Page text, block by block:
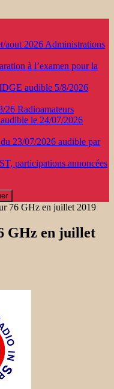
aout 2026 Administrations
à l’examen pour la
audible 5/8/2026
26 Radioamateurs
le 24/07/2026
23/07/2026 audible par
participations annoncées
76 GHz en juillet 2019
GHz en juillet